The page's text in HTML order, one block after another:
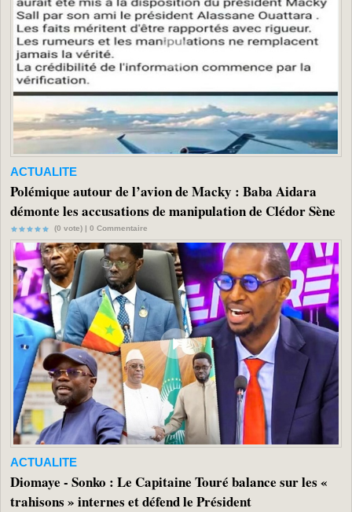
ACTUALITE
Polémique autour de l’avion de Macky : Baba Aidara
démonte les accusations de manipulation de Clédor Sène
(0 vote) | 0 Commentaire
ACTUALITE
Diomaye - Sonko : Le Capitaine Touré balance sur les «
trahisons » internes et défend le Président